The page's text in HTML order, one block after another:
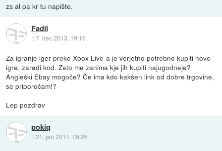
zs al pa kr tu napište.
Fadil
::7. dec 2013, 19:16
Za igranje iger preko Xbox Live-a je verjetno potrebno kupiti nove
igre, zaradi kod. Zato me zanima kje jih kupiti najugodneje?
Angleški Ebay mogoče? Če ima kdo kakšen link od dobre trgovine,
se priporočam!?
Lep pozdrav
pokiq
::21. jan 2014, 09:26